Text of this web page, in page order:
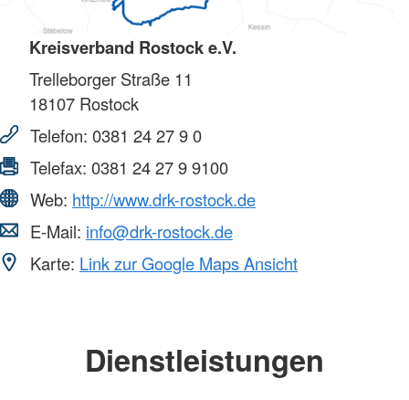
Kreisverband Rostock e.V.
Trelleborger Straße 11
18107 Rostock
Telefon: 0381 24 27 9 0
Telefax: 0381 24 27 9 9100
Web: http://www.drk-rostock.de
E-Mail: info@drk-rostock.de
Karte: Link zur Google Maps Ansicht
Dienstleistungen